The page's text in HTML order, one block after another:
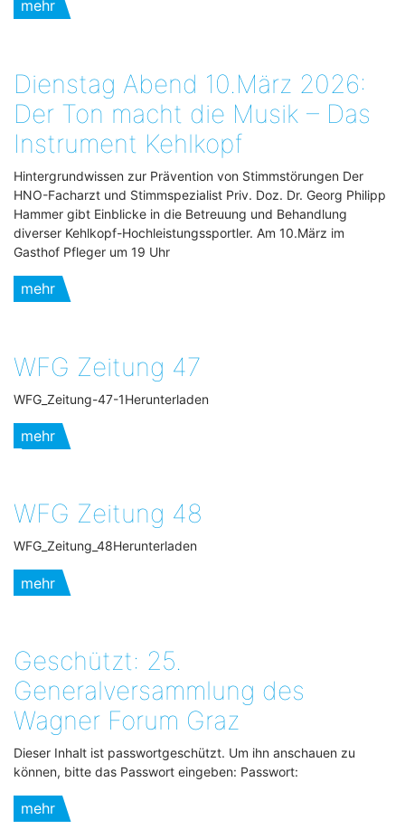
mehr
Dienstag Abend 10.März 2026:
Der Ton macht die Musik – Das
Instrument Kehlkopf
Hintergrundwissen zur Prävention von Stimmstörungen Der
HNO-Facharzt und Stimmspezialist Priv. Doz. Dr. Georg Philipp
Hammer gibt Einblicke in die Betreuung und Behandlung
diverser Kehlkopf-Hochleistungssportler. Am 10.März im
Gasthof Pfleger um 19 Uhr
mehr
WFG Zeitung 47
WFG_Zeitung-47-1Herunterladen
mehr
WFG Zeitung 48
WFG_Zeitung_48Herunterladen
mehr
Geschützt: 25.
Generalversammlung des
Wagner Forum Graz
Dieser Inhalt ist passwortgeschützt. Um ihn anschauen zu
können, bitte das Passwort eingeben: Passwort:
mehr